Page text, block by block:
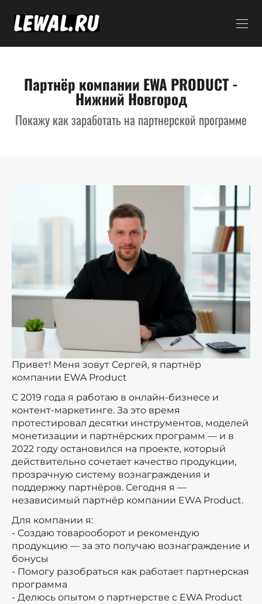
Партнёр компании EWA PRODUCT -
Нижний Новгород
Покажу как заработать на партнерской программе
Привет! Меня зовут Сергей, я партнёр
компании EWA Product
С 2019 года я работаю в онлайн-бизнесе и
контент-маркетинге. За это время
протестировал десятки инструментов, моделей
монетизации и партнёрских программ — и в
2022 году остановился на проекте, который
действительно сочетает качество продукции,
прозрачную систему вознаграждения и
поддержку партнёров. Сегодня я —
независимый партнёр компании EWA Product.
Для компании я:
- Создаю товарооборот и рекомендую
продукцию — за это получаю вознаграждение и
бонусы
- Помогу разобраться как работает партнерская
программа
- Делюсь опытом о партнерстве с EWA Product